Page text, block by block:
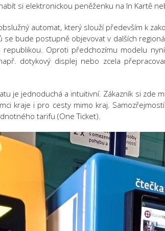
si elektronickou peněženku na In Kartě
automat, který slouží především k
se bude postupně objevovat v dalších
republikou. Oproti předchozímu modelu
dotykový displej nebo zcela
je jednoduchá a intuitivní. Zákazník si zde
kraje i pro cesty mimo kraj.
tarifu (One Ticket).